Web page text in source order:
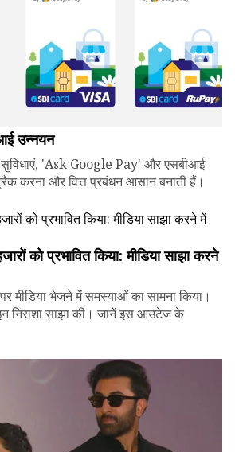
उन्नयन
'Ask Google Pay' और एसबीआई
करना और वित्त प्रबंधन आसान बनाती हैं।
को प्रभावित किया: मीडिया साझा करने
पर मीडिया भेजने में समस्याओं का सामना किया।
निराशा साझा की। जानें इस आउटेज के